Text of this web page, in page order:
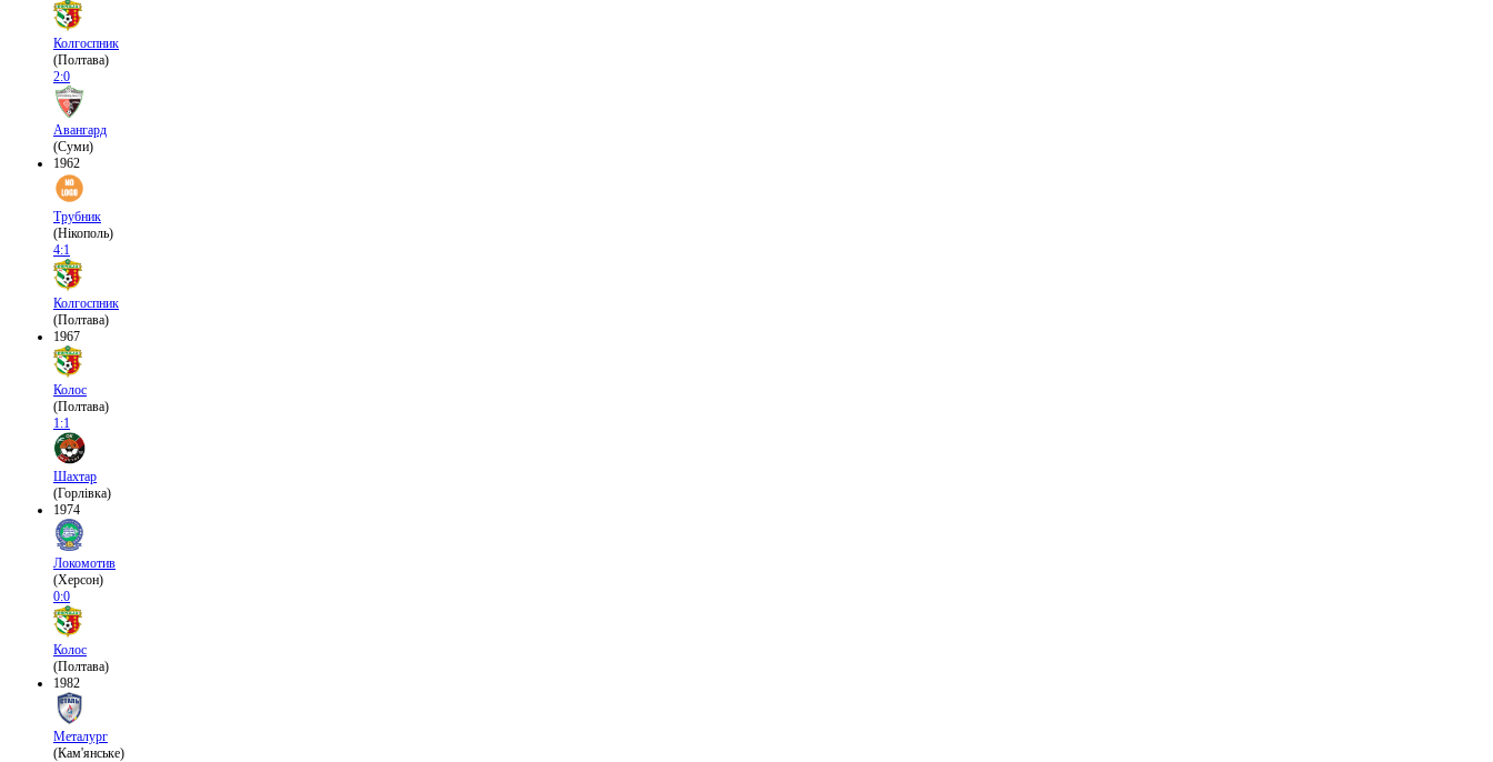
Колгоспник
(Полтава)
2:0
Авангард
(Суми)
1962
Трубник
(Нікополь)
4:1
Колгоспник
(Полтава)
1967
Колос
(Полтава)
1:1
Шахтар
(Горлівка)
1974
Локомотив
(Херсон)
0:0
Колос
(Полтава)
1982
Металург
(Кам'янське)